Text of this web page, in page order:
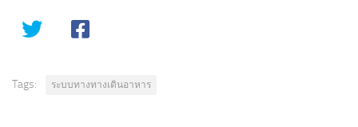
Tags: ระบบทางทางเดินอาหาร